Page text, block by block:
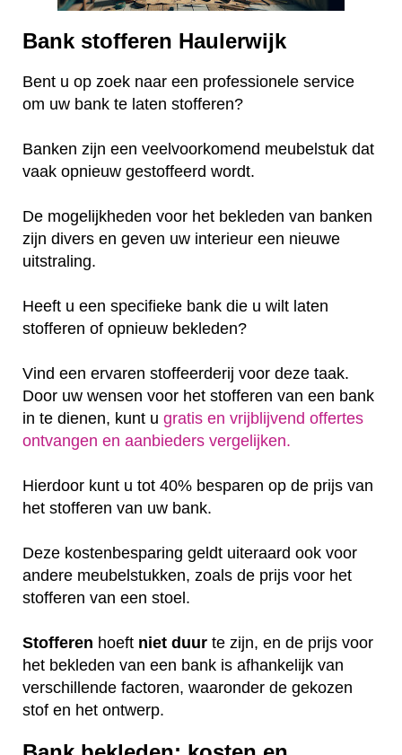
Bank stofferen Haulerwijk
Bent u op zoek naar een professionele service
om uw bank te laten stofferen?
Banken zijn een veelvoorkomend meubelstuk dat
vaak opnieuw gestoffeerd wordt.
De mogelijkheden voor het bekleden van banken
zijn divers en geven uw interieur een nieuwe
uitstraling.
Heeft u een specifieke bank die u wilt laten
stofferen of opnieuw bekleden?
Vind een ervaren stoffeerderij voor deze taak.
Door uw wensen voor het stofferen van een bank
in te dienen, kunt u gratis en vrijblijvend offertes
ontvangen en aanbieders vergelijken.
Hierdoor kunt u tot 40% besparen op de prijs van
het stofferen van uw bank.
Deze kostenbesparing geldt uiteraard ook voor
andere meubelstukken, zoals de prijs voor het
stofferen van een stoel.
Stofferen hoeft niet duur te zijn, en de prijs voor
het bekleden van een bank is afhankelijk van
verschillende factoren, waaronder de gekozen
stof en het ontwerp.